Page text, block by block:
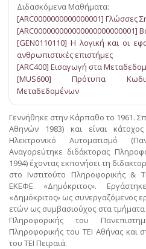
Διδασκόμενα Μαθήματα:
[ARC0000000000000001] Γλώσσες
[ARC000000000000000000000001]
[GEN0110110] Η λογική και οι
ανθρωπιστικές επιστήμες
[ARC400] Εισαγωγή στα
[MUS600] Πρότυπα
Μεταδεδομένων
Γεννήθηκε στην Κάρπαθο το 1961.
Αθηνών 1983) και είναι
Ηλεκτρονικό Αυτοματισμό
Αναγορεύτηκε διδάκτορας
1994) έχοντας εκπονήσει τη
στο Ινστιτούτο Πληροφορικής &
ΕΚΕΦΕ «Δημόκριτος».
«Δημόκριτος» ως συνεργαζόμενος
ετών ως συμβασιούχος στα τμήματα
Πληροφορικής του
Πληροφορικής του ΤΕΙ Αθήνας και
του ΤΕΙ Πειραιά.